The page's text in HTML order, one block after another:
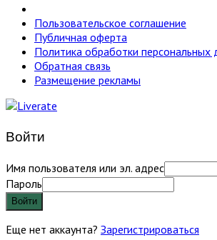
Пользовательское соглашение
Публичная оферта
Политика обработки персональных
Обратная связь
Размещение рекламы
Войти
Имя пользователя или эл. адрес
Пароль
Войти
Еще нет аккаунта? Зарегистрироваться